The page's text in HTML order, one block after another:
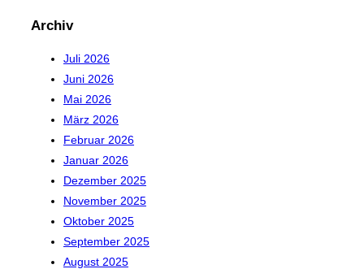
Archiv
Juli 2026
Juni 2026
Mai 2026
März 2026
Februar 2026
Januar 2026
Dezember 2025
November 2025
Oktober 2025
September 2025
August 2025